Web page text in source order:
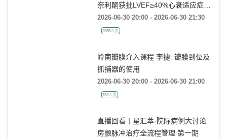
奈利酮获批LVEF≥40%心衰适应症，
临床到底怎么用？
2026-06-30 20:00 - 2026-06-30 21:30
2055人次
岭南瓣膜介入课程 李捷: 瓣膜到位及
抓捕器的使用
2026-06-30 20:00 - 2026-06-30 21:00
762人次
直播回看丨星汇萃·院际病例大讨论
房颤脉冲治疗全流程管理 第一期